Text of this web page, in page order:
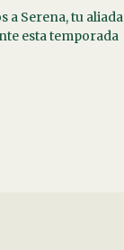
a Serena, tu aliada
esta temporada